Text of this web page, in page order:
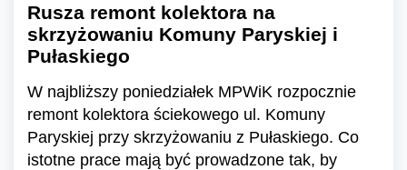
Rusza remont kolektora na
skrzyżowaniu Komuny Paryskiej i
Pułaskiego
W najbliższy poniedziałek MPWiK rozpocznie
remont kolektora ściekowego ul. Komuny
Paryskiej przy skrzyżowaniu z Pułaskiego. Co
istotne prace mają być prowadzone tak, by